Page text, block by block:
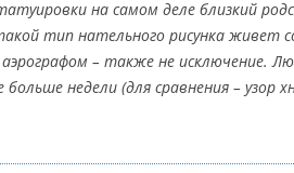
на самом деле близкий
тип нательного рисунка живет
аэрографом – также не исключение.
недели (для сравнения – узор